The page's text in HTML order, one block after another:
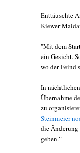
Enttäuschte
Kiewer
"Mit dem
ein Gesicht.
wo der Feind
In
Übernahme
zu
Steinmeier
die Änderung
geben."